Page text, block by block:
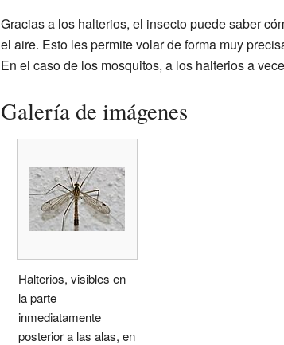
Gracias a los halterios, el insecto puede saber
el aire. Esto les permite volar de forma muy
En el caso de los mosquitos, a los halterios a
Galería de imágenes
Halterios, visibles en
la parte
inmediatamente
posterior a las alas, en